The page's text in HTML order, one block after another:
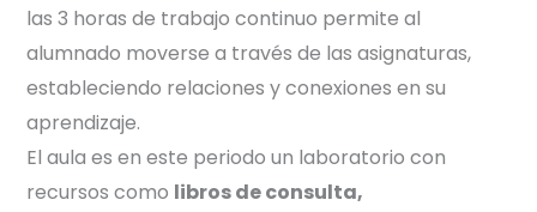
las 3 horas de trabajo continuo permite al
alumnado moverse a través de las asignaturas,
estableciendo relaciones y conexiones en su
aprendizaje.
El aula es en este periodo un laboratorio con
recursos como libros de consulta,